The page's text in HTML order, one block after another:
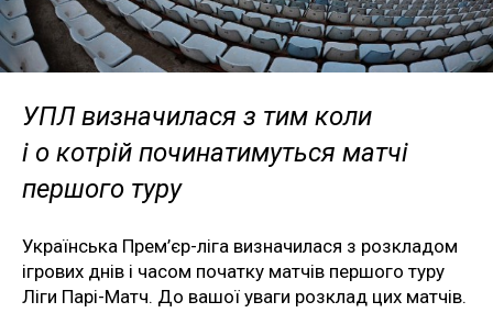
УПЛ визначилася з тим коли
і о котрій починатимуться матчі
першого туру
Українська Прем’єр-ліга визначилася з розкладом
ігрових днів і часом початку матчів першого туру
Ліги Парі-Матч. До вашої уваги розклад цих матчів.